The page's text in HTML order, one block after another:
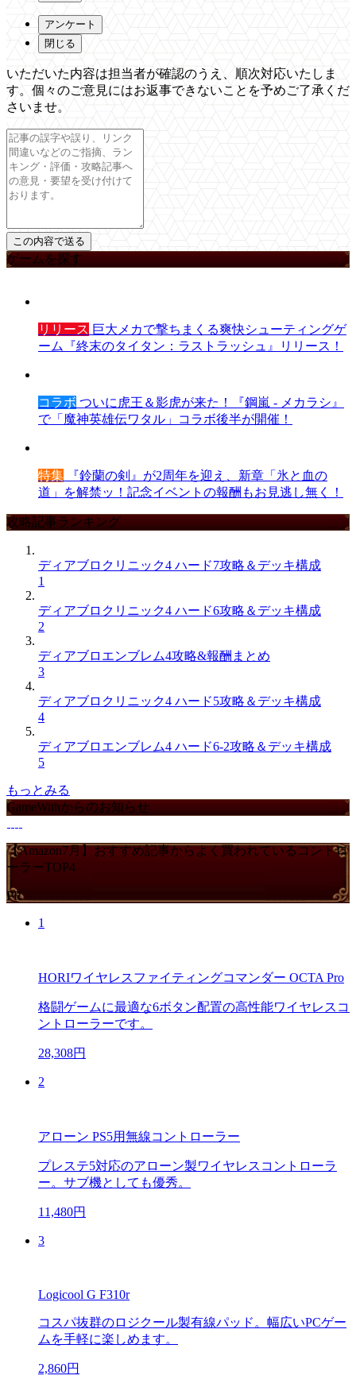
アンケート
閉じる
いただいた内容は担当者が確認のうえ、順次対応いたしま
す。個々のご意見にはお返事できないことを予めご了承くだ
さいませ。
ゲームを探す
リリース 巨大メカで撃ちまくる爽快シューティングゲ
ーム『終末のタイタン：ラストラッシュ』リリース！
コラボ ついに虎王＆影虎が来た！『鋼嵐 - メカラシ』
で「魔神英雄伝ワタル」コラボ後半が開催！
特集 『鈴蘭の剣』が2周年を迎え、新章「氷と血の
道」を解禁ッ！記念イベントの報酬もお見逃し無く！
攻略記事ランキング
ディアブロクリニック4 ハード7攻略＆デッキ構成
1
ディアブロクリニック4 ハード6攻略＆デッキ構成
2
ディアブロエンブレム4攻略&報酬まとめ
3
ディアブロクリニック4 ハード5攻略＆デッキ構成
4
ディアブロエンブレム4 ハード6-2攻略＆デッキ構成
5
もっとみる
GameWithからのお知らせ
【Amazon7月】おすすめ記事からよく買われているコントロ
ーラーTOP4
PR
1
HORIワイヤレスファイティングコマンダー OCTA Pro
格闘ゲームに最適な6ボタン配置の高性能ワイヤレスコ
ントローラーです。
28,308円
2
アローン PS5用無線コントローラー
プレステ5対応のアローン製ワイヤレスコントローラ
ー。サブ機としても優秀。
11,480円
3
Logicool G F310r
コスパ抜群のロジクール製有線パッド。幅広いPCゲー
ムを手軽に楽しめます。
2,860円